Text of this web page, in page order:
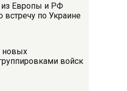
из Европы и РФ
встречу по Украине
новых
войск